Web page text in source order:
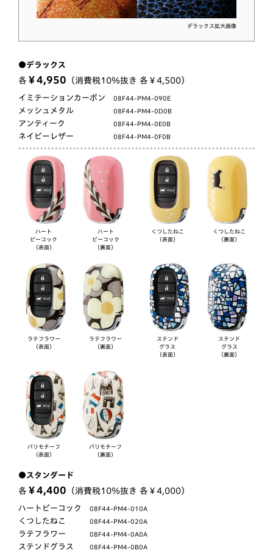
デラックス拡大画像
●デラックス
各 ￥4,950 （消費税10％抜き 各￥4,500）
イミテーションカーボン 08F44-PM4-090E
メッシュメタル 08F44-PM4-0D0B
アンティーク 08F44-PM4-0E0B
ネイビーレザー 08F44-PM4-0F0B
ハート
ピーコック
（表面）
ハート
ピーコック
（裏面）
くつしたねこ
（表面）
くつしたねこ
（裏面）
ラテフラワー
（表面）
ラテフラワー
（裏面）
ステンド
グラス
（表面）
ステンド
グラス
（裏面）
パリモチーフ
（表面）
パリモチーフ
（裏面）
●スタンダード
各 ￥4,400 （消費税10％抜き 各￥4,000）
ハートピーコック 08F44-PM4-010A
くつしたねこ 08F44-PM4-020A
ラテフラワー 08F44-PM4-0A0A
ステンドグラス 08F44-PM4-0B0A